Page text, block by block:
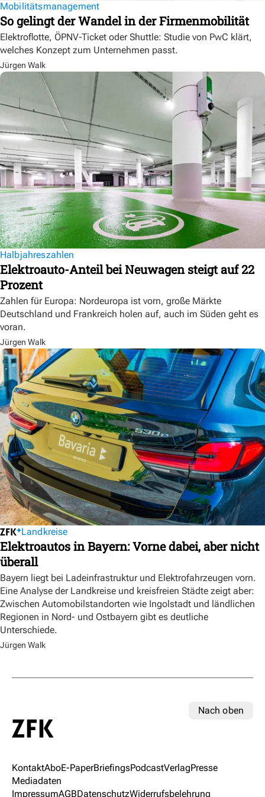
Mobilitätsmanagement
So gelingt der Wandel in der Firmenmobilität
Elektroflotte, ÖPNV-Ticket oder Shuttle: Studie von PwC klärt,
welches Konzept zum Unternehmen passt.
Jürgen Walk
Halbjahreszahlen
Elektroauto-Anteil bei Neuwagen steigt auf 22
Prozent
Zahlen für Europa: Nordeuropa ist vorn, große Märkte
Deutschland und Frankreich holen auf, auch im Süden geht es
voran.
Jürgen Walk
Landkreise
Elektroautos in Bayern: Vorne dabei, aber nicht
überall
Bayern liegt bei Ladeinfrastruktur und Elektrofahrzeugen vorn.
Eine Analyse der Landkreise und kreisfreien Städte zeigt aber:
Zwischen Automobilstandorten wie Ingolstadt und ländlichen
Regionen in Nord- und Ostbayern gibt es deutliche
Unterschiede.
Jürgen Walk
Nach oben
KontaktAboE-PaperBriefingsPodcastVerlagPresse
Mediadaten
ImpressumAGBDatenschutzWiderrufsbelehrung